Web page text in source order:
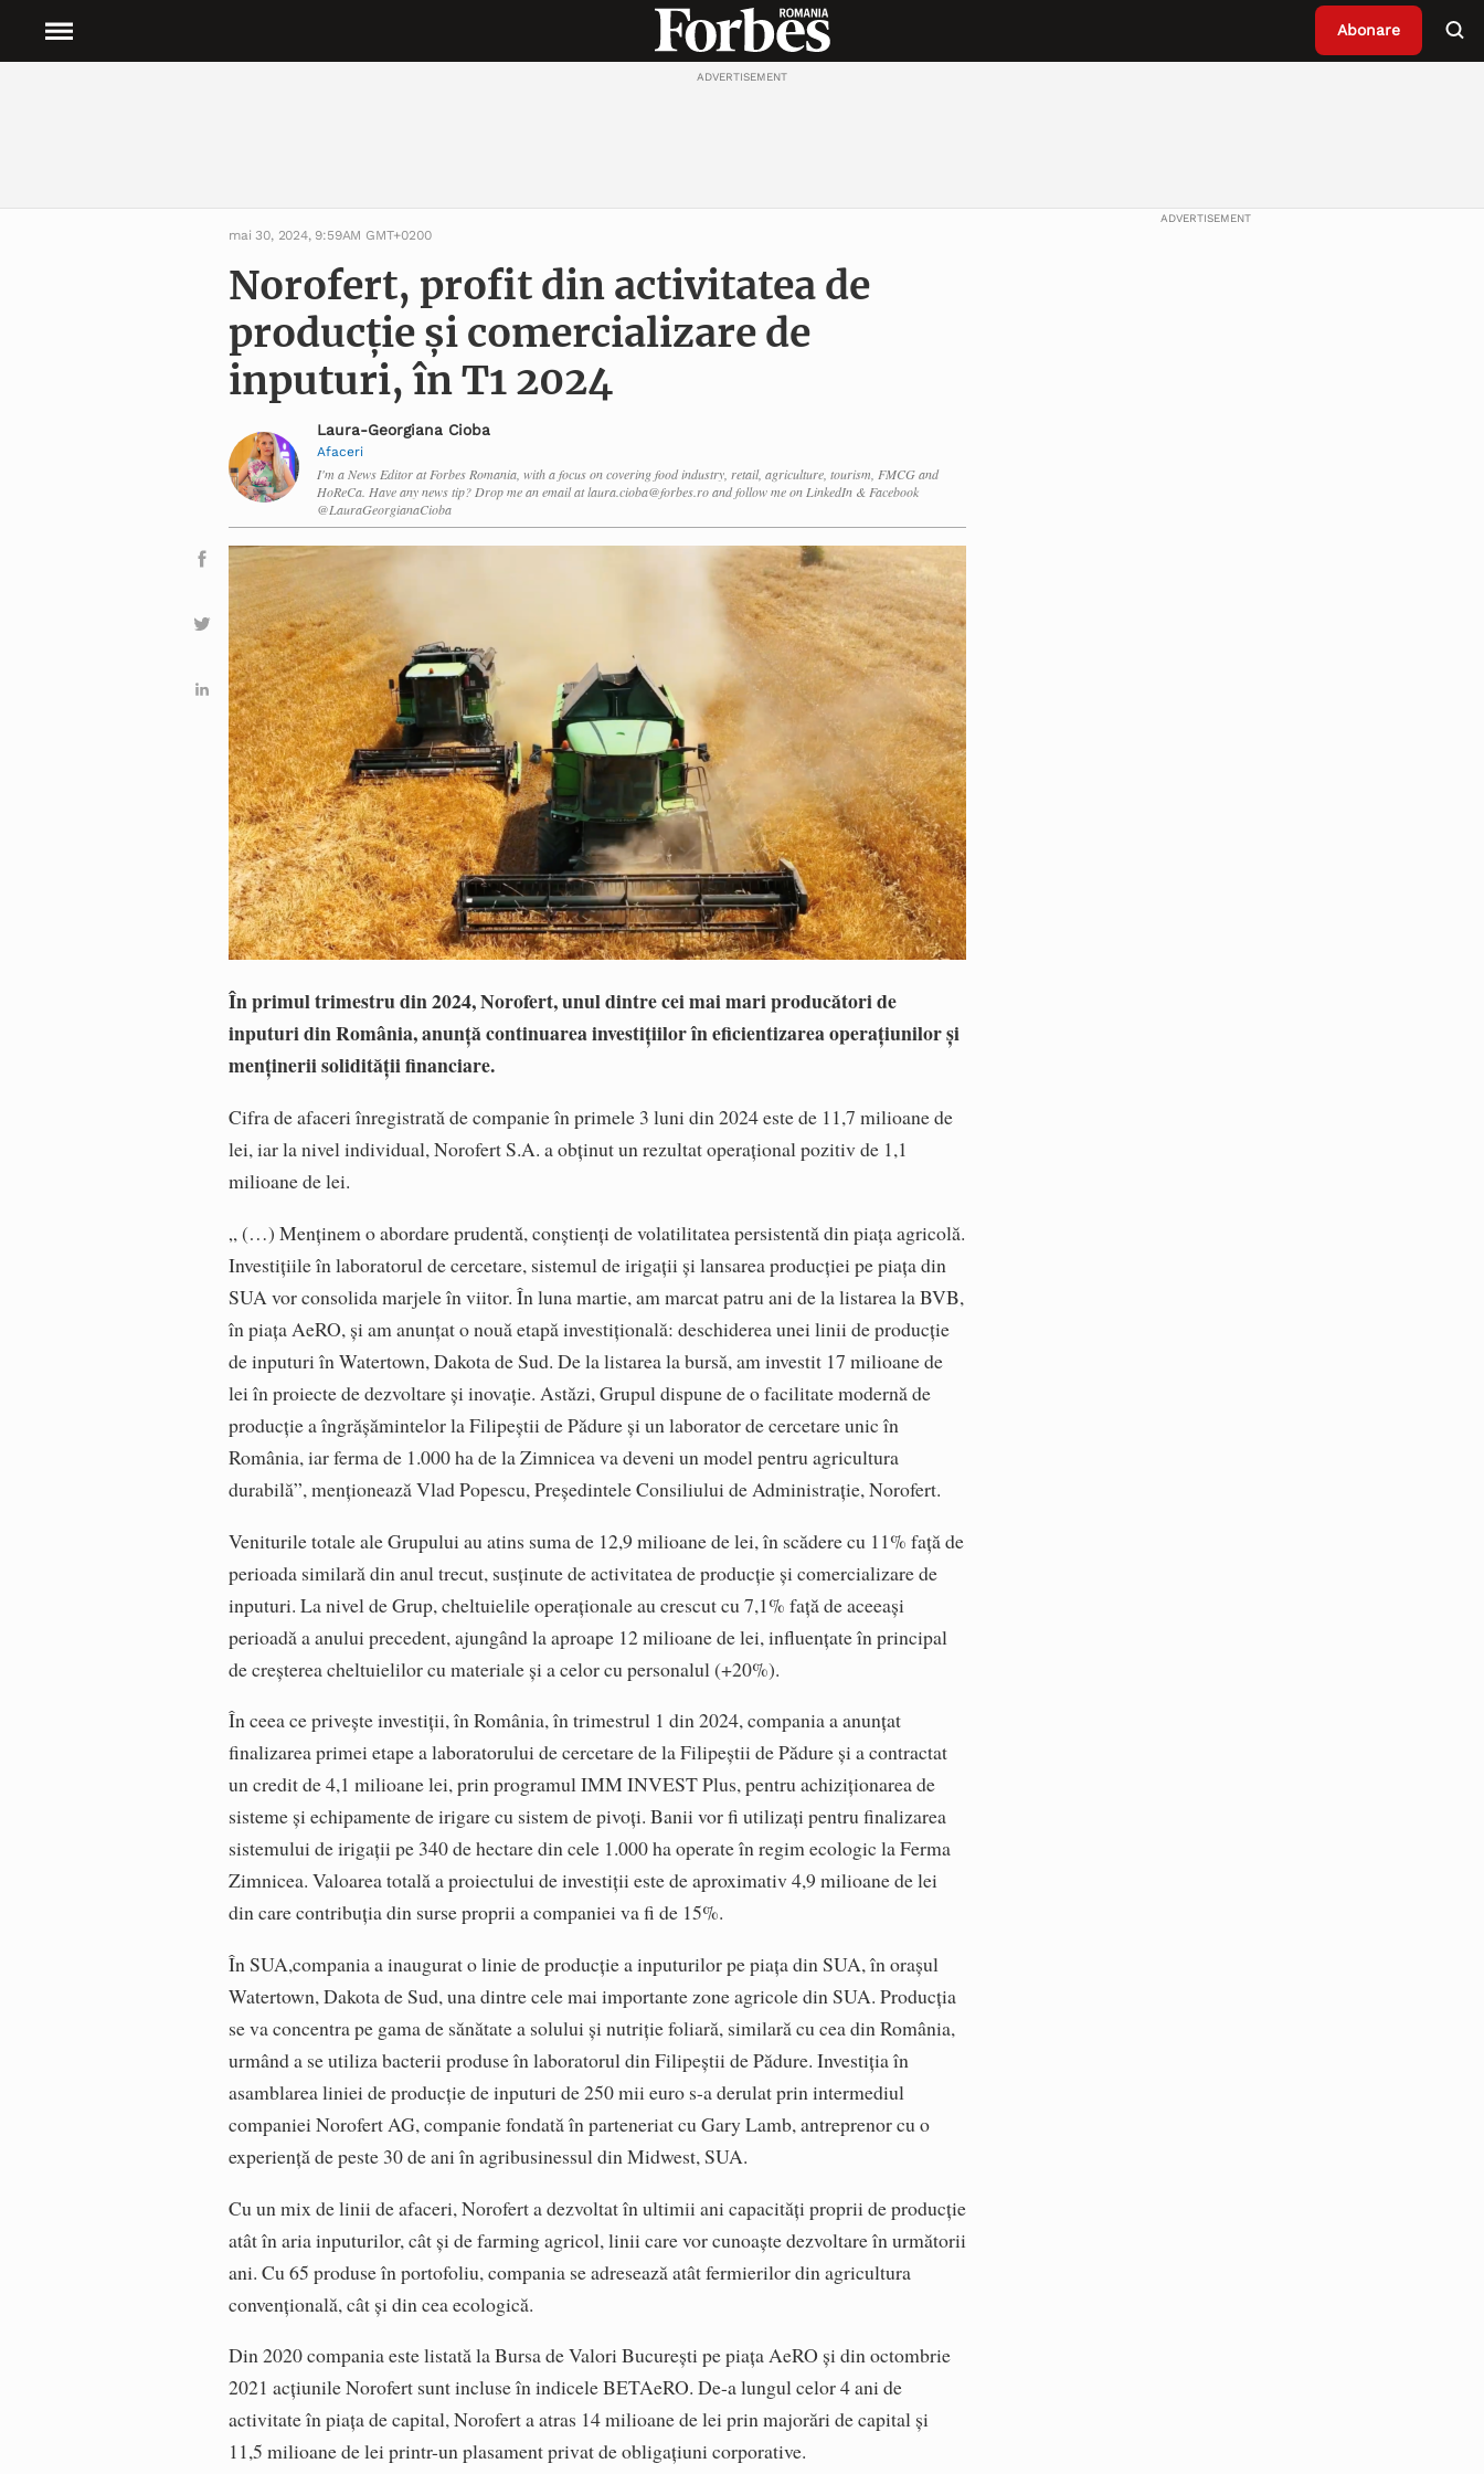
Abonare
ADVERTISEMENT
mai 30, 2024, 9:59AM GMT+0200
Norofert, profit din activitatea de
producție și comercializare de
inputuri, în T1 2024
Laura-Georgiana Cioba
Afaceri
I'm a News Editor at Forbes Romania, with a focus on covering food industry, retail, agriculture, tourism, FMCG and
HoReCa. Have any news tip? Drop me an email at laura.cioba@forbes.ro and follow me on LinkedIn & Facebook
@LauraGeorgianaCioba
În primul trimestru din 2024, Norofert, unul dintre cei mai mari producători de
inputuri din România, anunță continuarea investițiilor în eficientizarea operațiunilor și
menținerii solidității financiare.
Cifra de afaceri înregistrată de companie în primele 3 luni din 2024 este de 11,7 milioane de
lei, iar la nivel individual, Norofert S.A. a obținut un rezultat operațional pozitiv de 1,1
milioane de lei.
„ (…) Menținem o abordare prudentă, conștienți de volatilitatea persistentă din piața agricolă.
Investițiile în laboratorul de cercetare, sistemul de irigații și lansarea producției pe piața din
SUA vor consolida marjele în viitor. În luna martie, am marcat patru ani de la listarea la BVB,
în piața AeRO, și am anunțat o nouă etapă investițională: deschiderea unei linii de producție
de inputuri în Watertown, Dakota de Sud. De la listarea la bursă, am investit 17 milioane de
lei în proiecte de dezvoltare și inovație. Astăzi, Grupul dispune de o facilitate modernă de
producție a îngrășămintelor la Filipeștii de Pădure și un laborator de cercetare unic în
România, iar ferma de 1.000 ha de la Zimnicea va deveni un model pentru agricultura
durabilă”, menționează Vlad Popescu, Președintele Consiliului de Administrație, Norofert.
Veniturile totale ale Grupului au atins suma de 12,9 milioane de lei, în scădere cu 11% față de
perioada similară din anul trecut, susținute de activitatea de producție și comercializare de
inputuri. La nivel de Grup, cheltuielile operaționale au crescut cu 7,1% față de aceeași
perioadă a anului precedent, ajungând la aproape 12 milioane de lei, influențate în principal
de creșterea cheltuielilor cu materiale și a celor cu personalul (+20%).
În ceea ce privește investiții, în România, în trimestrul 1 din 2024, compania a anunțat
finalizarea primei etape a laboratorului de cercetare de la Filipeștii de Pădure și a contractat
un credit de 4,1 milioane lei, prin programul IMM INVEST Plus, pentru achiziționarea de
sisteme și echipamente de irigare cu sistem de pivoți. Banii vor fi utilizați pentru finalizarea
sistemului de irigații pe 340 de hectare din cele 1.000 ha operate în regim ecologic la Ferma
Zimnicea. Valoarea totală a proiectului de investiții este de aproximativ 4,9 milioane de lei
din care contribuția din surse proprii a companiei va fi de 15%.
În SUA,compania a inaugurat o linie de producție a inputurilor pe piața din SUA, în orașul
Watertown, Dakota de Sud, una dintre cele mai importante zone agricole din SUA. Producția
se va concentra pe gama de sănătate a solului și nutriție foliară, similară cu cea din România,
urmând a se utiliza bacterii produse în laboratorul din Filipeștii de Pădure. Investiția în
asamblarea liniei de producție de inputuri de 250 mii euro s-a derulat prin intermediul
companiei Norofert AG, companie fondată în parteneriat cu Gary Lamb, antreprenor cu o
experiență de peste 30 de ani în agribusinessul din Midwest, SUA.
Cu un mix de linii de afaceri, Norofert a dezvoltat în ultimii ani capacități proprii de producție
atât în aria inputurilor, cât și de farming agricol, linii care vor cunoaște dezvoltare în următorii
ani. Cu 65 produse în portofoliu, compania se adresează atât fermierilor din agricultura
convențională, cât și din cea ecologică.
Din 2020 compania este listată la Bursa de Valori București pe piața AeRO și din octombrie
2021 acțiunile Norofert sunt incluse în indicele BETAeRO. De-a lungul celor 4 ani de
activitate în piața de capital, Norofert a atras 14 milioane de lei prin majorări de capital și
11,5 milioane de lei printr-un plasament privat de obligaţiuni corporative.